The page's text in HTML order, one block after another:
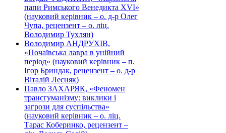
папи Римського Венедикта XVI»
(науковий керівник – о. д-р Олег
Чупа, рецензент – о. ліц.
Володимир Тухлян)
Володимир АНДРУХІВ,
«Почаївська лавра в унійний
період» (науковий керівник – п.
Ігор Бриндак, рецензент – о. д-р
Віталій Лесняк)
Павло ЗАХАРЯК, «Феномен
трансгуманізму: виклики і
загрози для суспільства»
(науковий керівник – о. ліц.
Тарас Коберинко, рецензент –